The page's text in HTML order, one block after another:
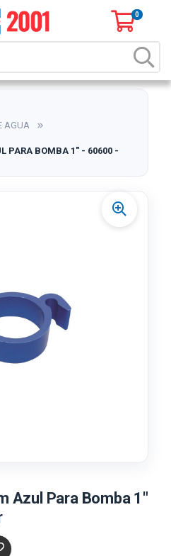
0
AGUA
PARA BOMBA 1" - 60600 -
Azul Para Bomba 1"